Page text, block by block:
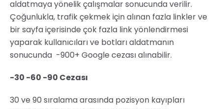
aldatmaya yönelik çalışmalar sonucunda verilir.
Çoğunlukla, trafik çekmek için alınan fazla linkler ve
bir sayfa içerisinde çok fazla link yönlendirmesi
yaparak kullanıcıları ve botları aldatmanın
sonucunda -900+ Google cezası alınabilir.
-30 -60 -90 Cezası
30 ve 90 sıralama arasında pozisyon kayıpları